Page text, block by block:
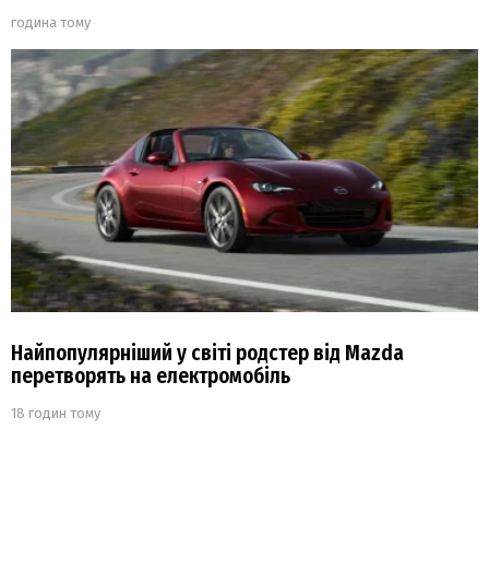
година тому
Найпопулярніший у світі родстер від Mazda
перетворять на електромобіль
18 годин тому